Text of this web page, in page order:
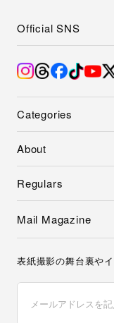
Categories
About
Regulars
Official SNS
Mail Magazine
表紙撮影の舞台裏や